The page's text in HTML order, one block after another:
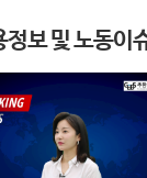
보 및 노동이